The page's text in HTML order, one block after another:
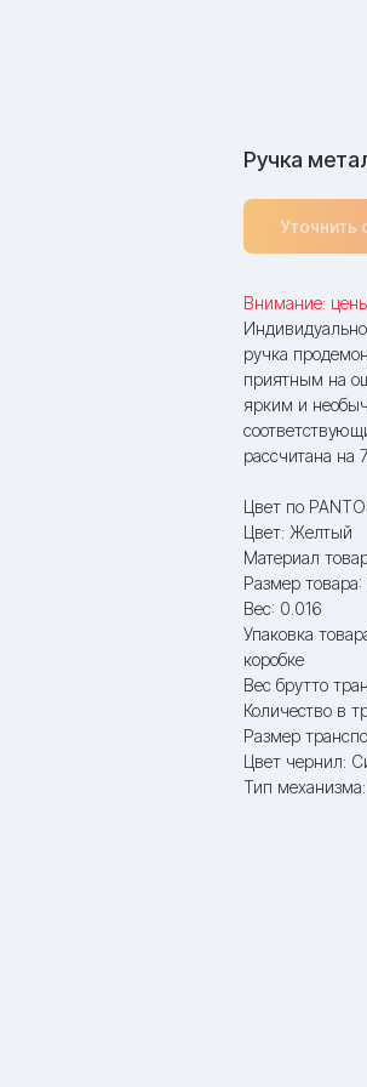
Ручка
Уточнить
Внимание:
ручка
приятным на
ярким и
рассчитана на
Цвет по
Цвет: Желтый
Материал
Размер
Вес: 0.016
Упаковка
коробке
Вес брутто
Количество в
Размер
Цвет чернил:
Тип